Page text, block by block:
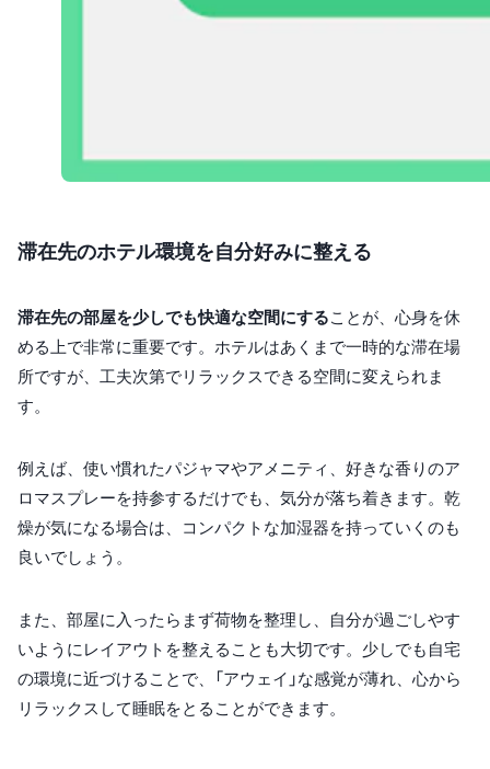
滞在先のホテル環境を自分好みに整える
滞在先の部屋を少しでも快適な空間にすることが、心身を休
める上で非常に重要です。ホテルはあくまで一時的な滞在場
所ですが、工夫次第でリラックスできる空間に変えられま
す。
例えば、使い慣れたパジャマやアメニティ、好きな香りのア
ロマスプレーを持参するだけでも、気分が落ち着きます。乾
燥が気になる場合は、コンパクトな加湿器を持っていくのも
良いでしょう。
また、部屋に入ったらまず荷物を整理し、自分が過ごしやす
いようにレイアウトを整えることも大切です。少しでも自宅
の環境に近づけることで、「アウェイ」な感覚が薄れ、心から
リラックスして睡眠をとることができます。